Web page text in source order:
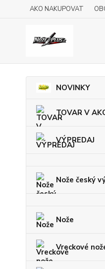
AKO NAKUPOVAT
NOVINKY
TOVAR V
VÝPREDAJ
Nože český
Nože
Vreckové